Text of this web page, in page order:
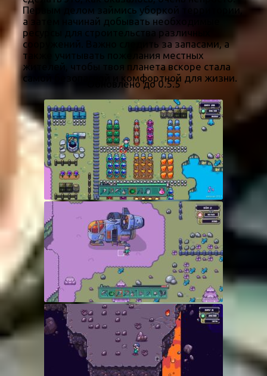
Первым делом займись уборкой территории,
а затем начинай добывать необходимые
ресурсы для строительства различных
сооружений. Важно следить за запасами, а
также учитывать пожелания местных
жителей, чтобы твоя планета вскоре стала
самой безопасной и комфортной для жизни.
Обновлено до 0.5.5